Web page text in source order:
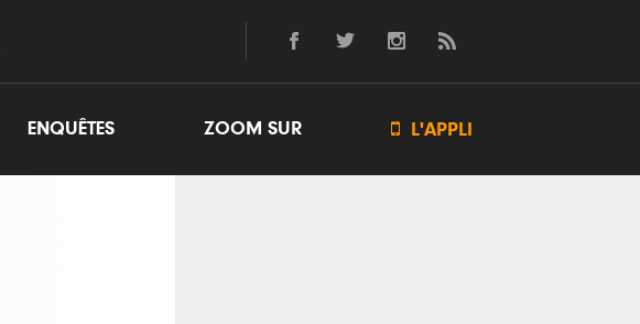
ENQUÊTES ZOOM SUR  L'APPLI